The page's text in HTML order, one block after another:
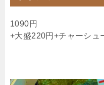
1090円
+大盛220円+チャーシュ